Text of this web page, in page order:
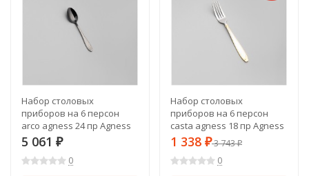
Набор столовых
приборов на 6 персон
arco agness 24 пр Agness
(942-564)
5 061 ₽
0
Набор столовых
приборов на 6 персон
casta agness 18 пр Agness
(942-559)
1 338 ₽3 743₽
0